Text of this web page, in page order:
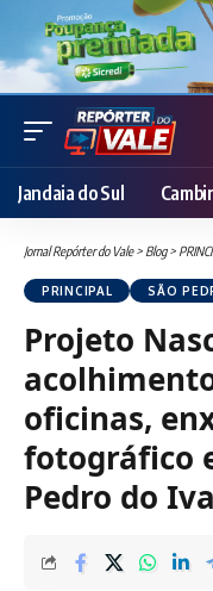
Jandaia do Sul
Jornal Repórter do Vale> Blog>
PRINCIPAL SÃO
Projeto
oficinas,
fotográfico
Pedro do